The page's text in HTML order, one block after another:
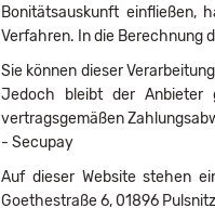
Bonitätsauskunft einfließen,
Verfahren. In die Berechnung
Sie können dieser
Jedoch bleibt der Anbieter
vertragsgemäßen
- Secupay
Auf dieser Website stehen
Goethestraße 6, 01896